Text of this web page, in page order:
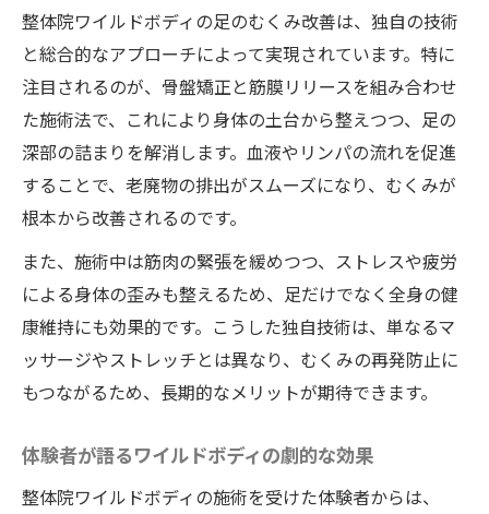
整体院ワイルドボディの足のむくみ改善は、独自の技術
と総合的なアプローチによって実現されています。特に
注目されるのが、骨盤矯正と筋膜リリースを組み合わせ
た施術法で、これにより身体の土台から整えつつ、足の
深部の詰まりを解消します。血液やリンパの流れを促進
することで、老廃物の排出がスムーズになり、むくみが
根本から改善されるのです。
また、施術中は筋肉の緊張を緩めつつ、ストレスや疲労
による身体の歪みも整えるため、足だけでなく全身の健
康維持にも効果的です。こうした独自技術は、単なるマ
ッサージやストレッチとは異なり、むくみの再発防止に
もつながるため、長期的なメリットが期待できます。
体験者が語るワイルドボディの劇的な効果
整体院ワイルドボディの施術を受けた体験者からは、